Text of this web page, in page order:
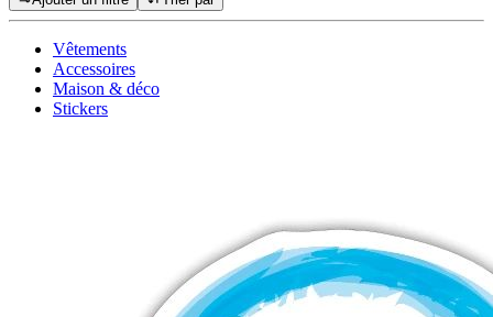
Vêtements
Accessoires
Maison & déco
Stickers